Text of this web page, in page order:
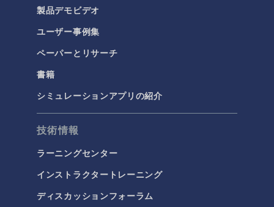
製品デモビデオ
ユーザー事例集
ペーパーとリサーチ
書籍
シミュレーションアプリの紹介
技術情報
ラーニングセンター
インストラクタートレーニング
ディスカッションフォーラム